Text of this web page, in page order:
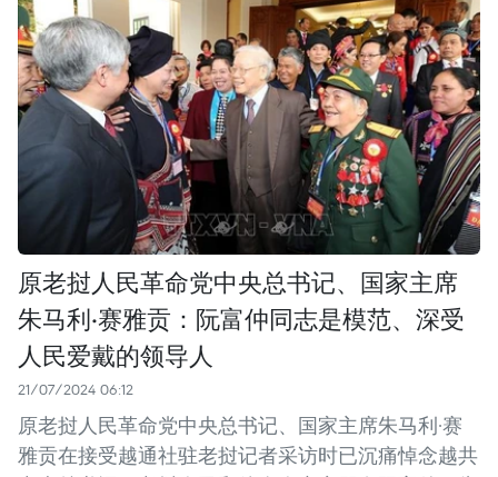
原老挝人民革命党中央总书记、国家主席
朱马利·赛雅贡：阮富仲同志是模范、深受
人民爱戴的领导人
21/07/2024 06:12
原老挝人民革命党中央总书记、国家主席朱马利·赛
雅贡在接受越通社驻老挝记者采访时已沉痛悼念越共